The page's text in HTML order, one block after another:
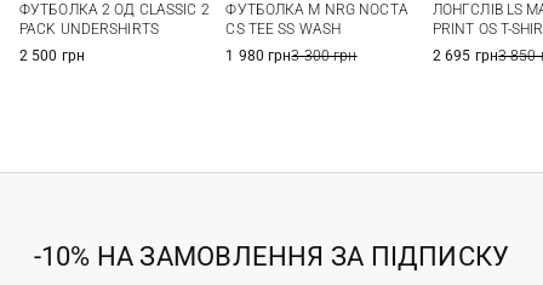
ФУТБОЛКА 2 ОД CLASSIC 2
PACK UNDERSHIRTS
2 500 грн
ФУТБОЛКА M NRG NOCTA
CS TEE SS WASH
1 980 грн3 300 грн
XXL
ЛОНГСЛІВ LS
PRINT OS T-
2 695 грн3 850
-10% НА ЗАМОВЛЕННЯ ЗА ПІДПИСКУ